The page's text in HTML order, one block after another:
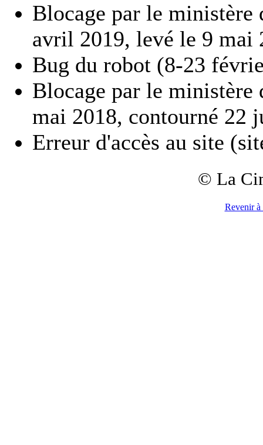
Blocage par le
avril 2019, levé le 9 mai
Bug du robot (8-23
Blocage par le
mai 2018, contourné 22
Erreur d'accès au site
© La
Revenir